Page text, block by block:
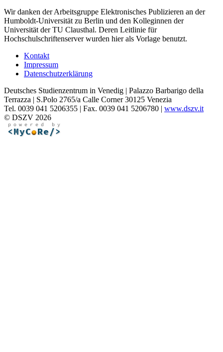
Wir danken der Arbeitsgruppe Elektronisches Publizieren an der
Humboldt-Universität zu Berlin und den Kolleginnen der
Universität der TU Clausthal. Deren Leitlinie für
Hochschulschriftenserver wurden hier als Vorlage benutzt.
Kontakt
Impressum
Datenschutzerklärung
Deutsches Studienzentrum in Venedig | Palazzo Barbarigo della
Terrazza | S.Polo 2765/a Calle Corner 30125 Venezia
Tel. 0039 041 5206355 | Fax. 0039 041 5206780 | www.dszv.it
© DSZV 2026